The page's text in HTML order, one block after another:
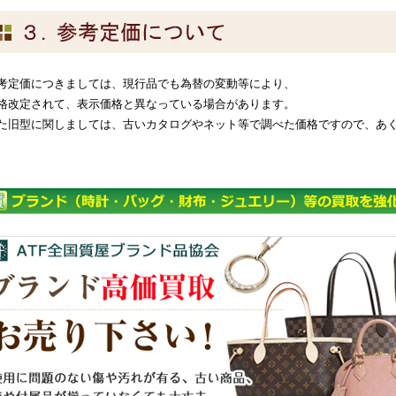
定価につきましては、現行品でも為替の変動等により、
改定されて、表示価格と異なっている場合があります。
旧型に関しましては、古いカタログやネット等で調べた価格ですので、あ